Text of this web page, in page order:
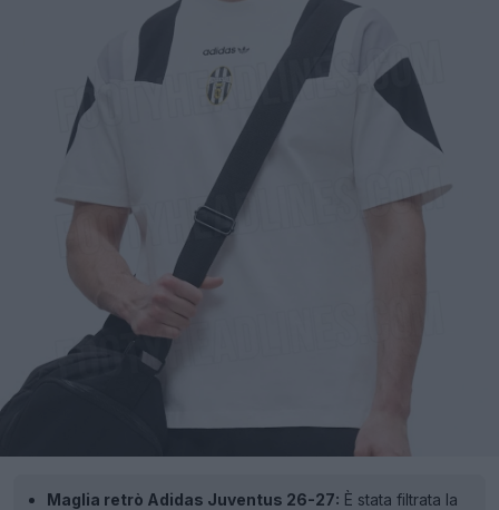
Maglia retrò Adidas Juventus 26-27: È stata filtrata la